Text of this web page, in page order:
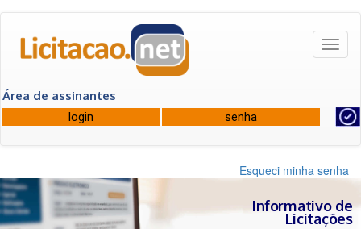
Área de assinantes
Esqueci minha senha
Informativo de
Licitações